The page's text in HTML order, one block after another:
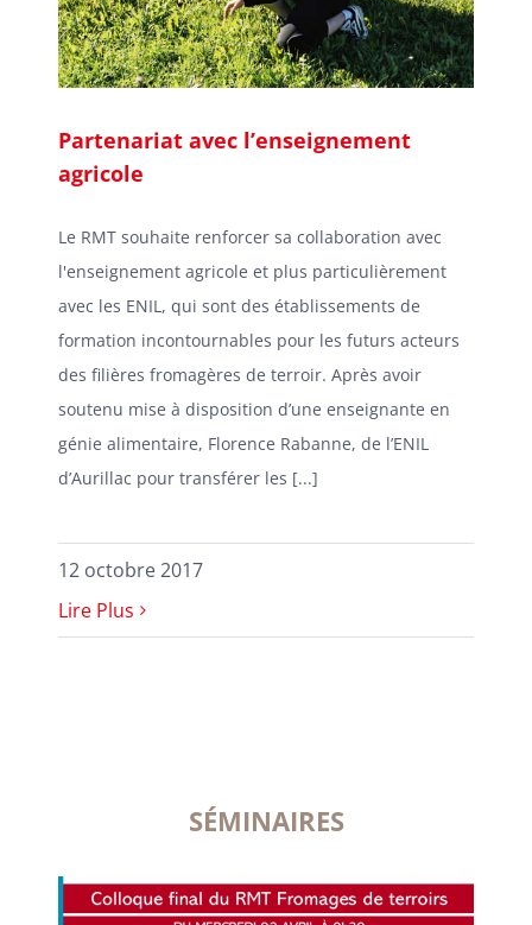
Partenariat avec l’enseignement
agricole
Le RMT souhaite renforcer sa collaboration avec
l'enseignement agricole et plus particulièrement
avec les ENIL, qui sont des établissements de
formation incontournables pour les futurs acteurs
des filières fromagères de terroir. Après avoir
soutenu mise à disposition d’une enseignante en
génie alimentaire, Florence Rabanne, de l’ENIL
d’Aurillac pour transférer les [...]
12 octobre 2017
Lire Plus
SÉMINAIRES